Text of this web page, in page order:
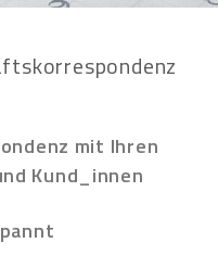
mit Ihren
Kund_innen